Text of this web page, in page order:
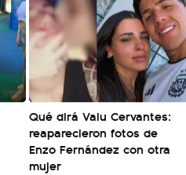
Qué dirá Valu Cervantes:
reaparecieron fotos de
Enzo Fernández con otra
mujer